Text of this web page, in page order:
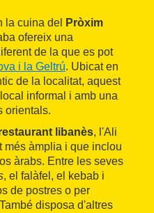
la cuina del
Pròxim
ofereix una
de la que es pot
i la Geltrú. Ubicat en
de la localitat, aquest
informal i amb una
orientals.
libanès, l'Ali
més àmplia i que inclou
àrabs. Entre les seves
, el falàfel, el kebab i
de postres o per
disposa d'altres